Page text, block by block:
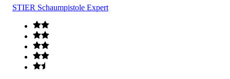
STIER Schaumpistole Expert